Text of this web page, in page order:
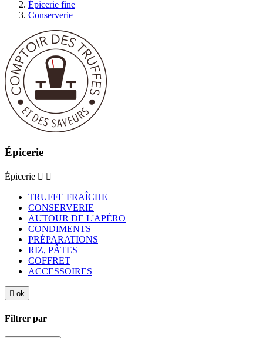
Épicerie fine
Conserverie
Épicerie
Épicerie  
TRUFFE FRAÎCHE
CONSERVERIE
AUTOUR DE L'APÉRO
CONDIMENTS
PRÉPARATIONS
RIZ, PÂTES
COFFRET
ACCESSOIRES
 ok
Filtrer par